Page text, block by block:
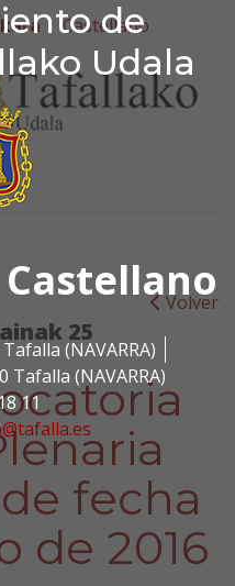
de
Udala
Castellano
(NAVARRA)
Tafalla (NAVARRA)
11
de
Castellano
Volver
25
fecha
de 2016